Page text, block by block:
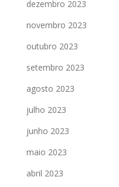
dezembro 2023
novembro 2023
outubro 2023
setembro 2023
agosto 2023
julho 2023
junho 2023
maio 2023
abril 2023